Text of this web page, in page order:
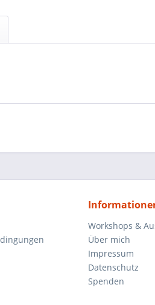
Workshops &
Über mich
Impressum
Datenschutz
Spenden